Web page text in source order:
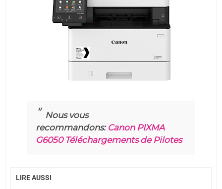
Nous vous
recommandons: Canon PIXMA
G6050 Téléchargements de Pilotes
LIRE AUSSI